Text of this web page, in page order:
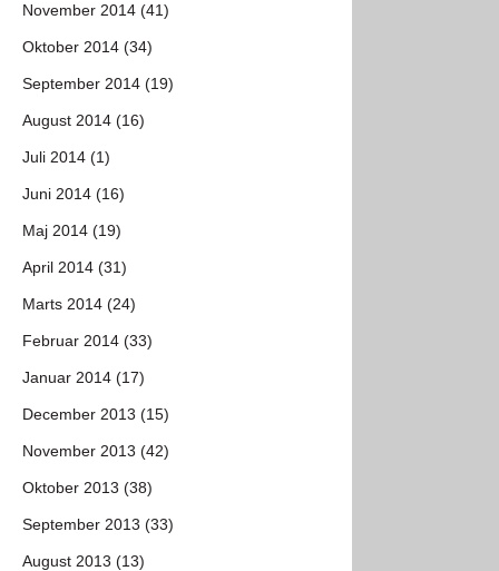
November 2014 (41)
Oktober 2014 (34)
September 2014 (19)
August 2014 (16)
Juli 2014 (1)
Juni 2014 (16)
Maj 2014 (19)
April 2014 (31)
Marts 2014 (24)
Februar 2014 (33)
Januar 2014 (17)
December 2013 (15)
November 2013 (42)
Oktober 2013 (38)
September 2013 (33)
August 2013 (13)